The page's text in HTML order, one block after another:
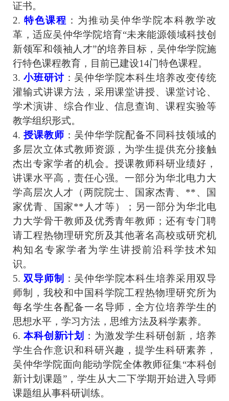
证书。
2. 特色课程 ：为推动吴仲华学院本科教学改
革，适应吴仲华学院培育“未来能源领域科技创
新领军和领袖人才”的培养目标，吴仲华学院施
行特色课程教育，目前已建设14门特色课程。
3. 小班研讨：吴仲华学院本科生培养改变传统
灌输式讲课方法，采用课堂讲授、课堂讨论、
学术演讲、综合作业、信息查询、课程实验等
教学组织形式。
4. 授课教师 ：吴仲华学院配备不同科技领域的
多层次立体式教师资源，为学生提供充分接触
杰出专家学者的机会。授课教师科研业绩好，
讲课水平高，责任心强。一部分为华北电力大
学高层次人才（两院院士、国家杰青、**、国
家优青、国家**人才等）；另一部分为华北电
力大学骨干教师及优秀青年教师；还有专门聘
请工程热物理研究所及其他著名高校或研究机
构知名专家学者为学生讲授前沿科学技术知
识。
5. 双导师制
：吴仲华学院本科生培养采用双导
师制，我校和中国科学院工程热物理研究所为
每名学生各配备一名导师，全方位培养学生的
思想水平，学习方法，思维方法及科学素养。
6. 本科创新计划
：为激发学生科研创新，培养
学生合作意识和科研兴趣，提学生科研素养，
吴仲华学院面向能动学院全体教师征集“本科创
新计划课题”，学生从大二下学期开始进入导师
课题组从事科研训练。